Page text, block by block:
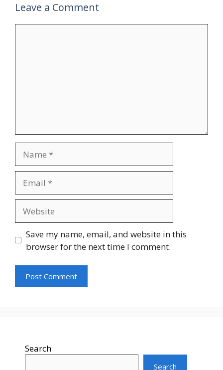
Leave a Comment
Save my name, email, and website in this
browser for the next time I comment.
Search
Search